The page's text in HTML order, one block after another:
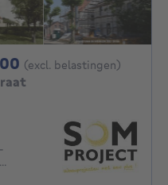
Van 540000€ Tot
(excl. belastingen)